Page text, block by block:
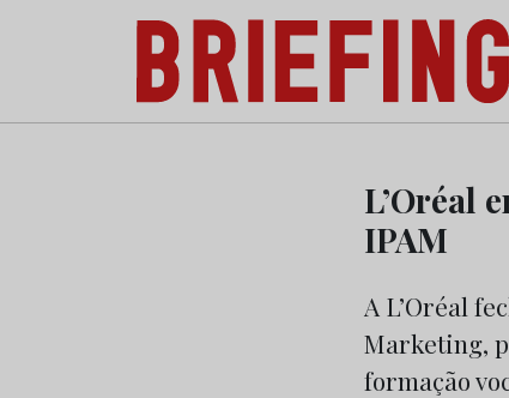
Briefing: Todas as notícias sobre os
L’Oréal
IPAM
A L’Oréal
Marketing,
formação